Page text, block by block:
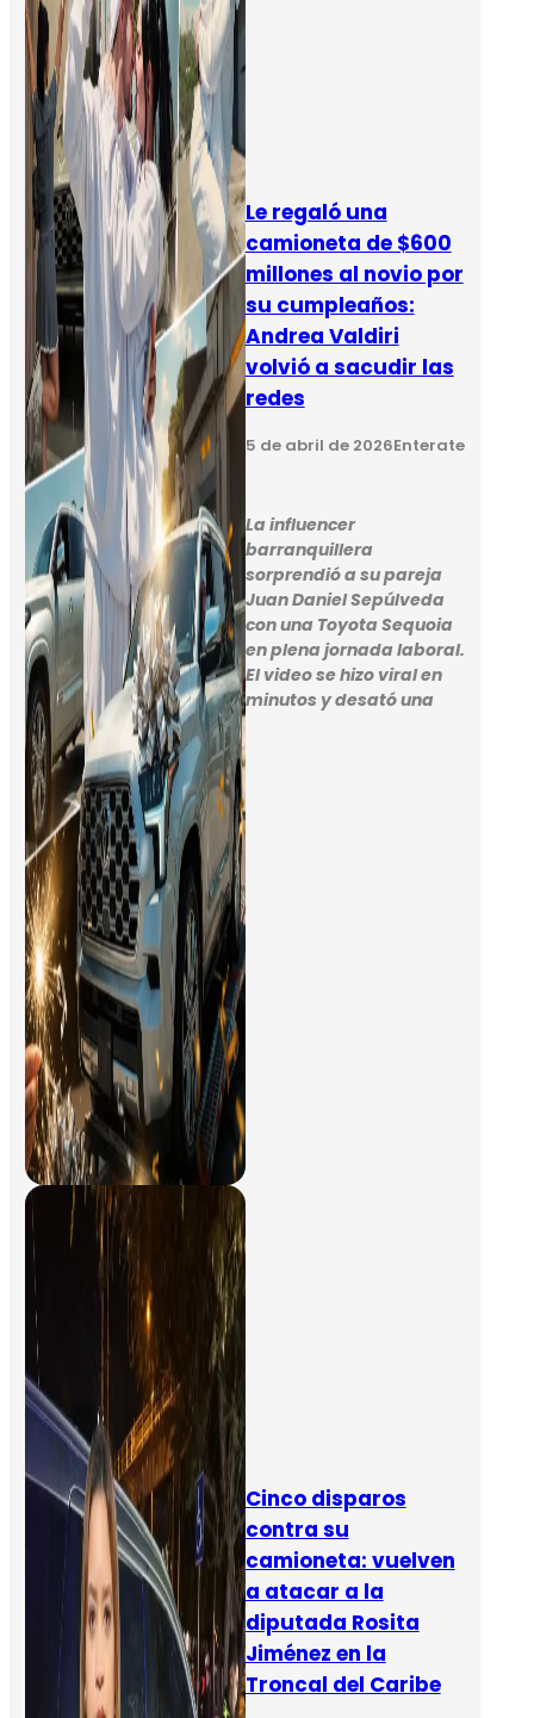
Le regaló una
camioneta de $600
millones al novio por
su cumpleaños:
Andrea Valdiri
volvió a sacudir las
redes
5 de abril de 2026Enterate
La influencer
barranquillera
sorprendió a su pareja
Juan Daniel Sepúlveda
con una Toyota Sequoia
en plena jornada laboral.
El video se hizo viral en
minutos y desató una
Cinco disparos
contra su
camioneta: vuelven
a atacar a la
diputada Rosita
Jiménez en la
Troncal del Caribe